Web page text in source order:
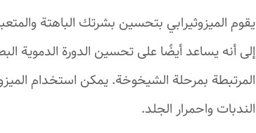
يقوم الميزوثيرابي بتحسين بشرتك الباهتة
إلى أنه يساعد أيضًا على تحسين الدورة الدموية
المرتبطة بمرحلة الشيخوخة. يمكن استخدام
الندبات واحمرار الجلد.